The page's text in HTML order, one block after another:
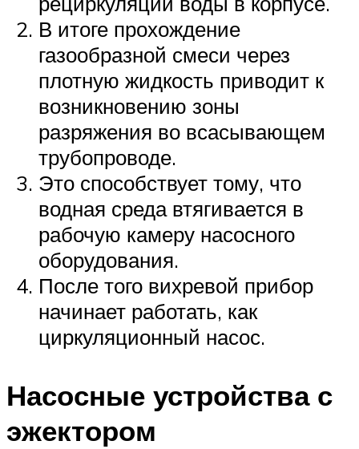
В итоге прохождение
газообразной смеси через
плотную жидкость приводит к
возникновению зоны
разряжения во всасывающем
трубопроводе.
Это способствует тому, что
водная среда втягивается в
рабочую камеру насосного
оборудования.
После того вихревой прибор
начинает работать, как
циркуляционный насос.
Насосные устройства с
эжектором